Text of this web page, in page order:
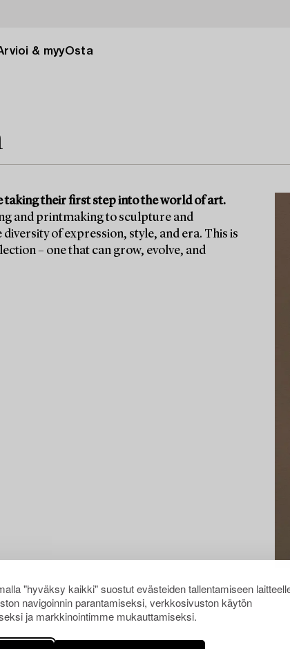
"hyväksy kaikki" suostut evästeiden tallentamiseen
navigoinnin parantamiseksi, verkkosivuston käytön
ja markkinointimme mukauttamiseksi.
& myyOsta
taking their first step into the world of art.
and printmaking to sculpture and
of expression, style, and era. This is
– one that can grow, evolve, and